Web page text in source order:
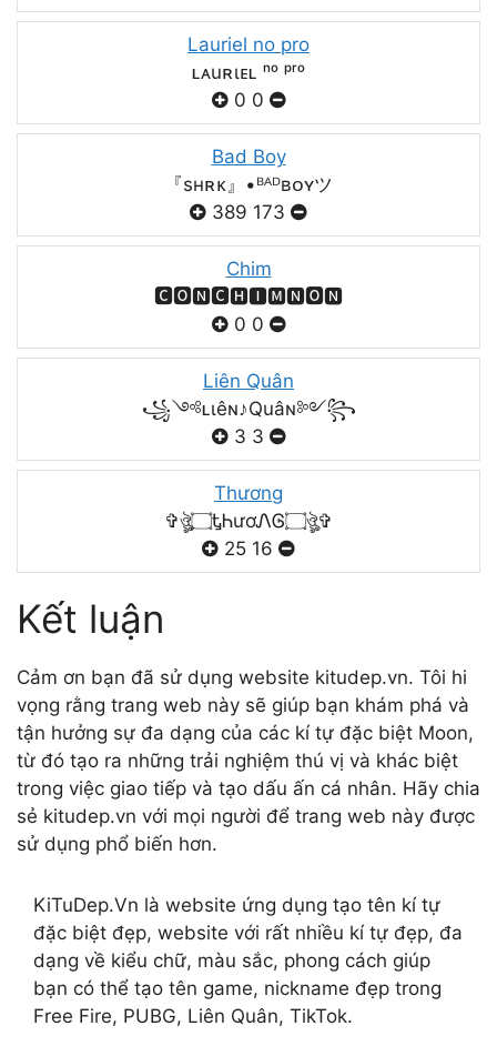
Lauriel no pro
ʟᴀuʀιᴇʟ ⁿᵒ ᵖʳᵒ
0 0
Bad Boy
『sʜʀᴋ』•ᴮᴬᴰʙᴏʏツ
389 173
Chim
🅲🅾🅽🅲🅷🅸🅼🅽🅾🅽
0 0
Liên Quân
꧁༺ʟιêɴ♪Quâɴ༻꧂
3 3
Thương
✞ঔৣ۝ᎿᏂươᏁᎶ۝ঔৣ✞
25 16
Kết luận
Cảm ơn bạn đã sử dụng website kitudep.vn. Tôi hi
vọng rằng trang web này sẽ giúp bạn khám phá và
tận hưởng sự đa dạng của các kí tự đặc biệt Moon,
từ đó tạo ra những trải nghiệm thú vị và khác biệt
trong việc giao tiếp và tạo dấu ấn cá nhân. Hãy chia
sẻ kitudep.vn với mọi người để trang web này được
sử dụng phổ biến hơn.
KiTuDep.Vn là website ứng dụng tạo tên kí tự
đặc biệt đẹp, website với rất nhiều kí tự đẹp, đa
dạng về kiểu chữ, màu sắc, phong cách giúp
bạn có thể tạo tên game, nickname đẹp trong
Free Fire, PUBG, Liên Quân, TikTok.